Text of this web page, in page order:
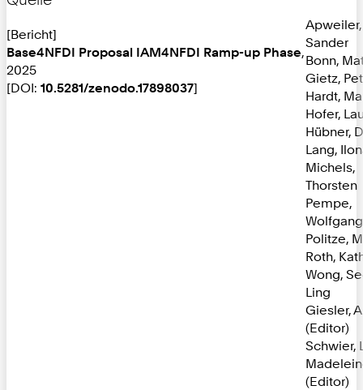
[Bericht]
Base4NFDI Proposal IAM4NFDI Ramp-up Phase,
2025
[DOI: 10.5281/zenodo.17898037]
Apweiler,
Sander
Bonn,
Gietz,
Hardt,
Hofer,
Hübner,
Lang,
Michels,
Thorsten
Pempe,
Wolfgang
Politze,
Roth,
Wong,
Ling
Giesler,
(Editor)
Schwier,
(Editor)